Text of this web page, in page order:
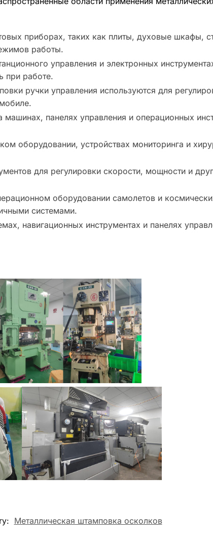
приборах, таких как плиты, духовые шкафы,
работы.
управления и электронных
при работе.
ручки управления используются для
панелях управления и операционных
оборудовании, устройствах мониторинга и
для регулировки скорости, мощности и
оборудовании самолетов и
системами.
навигационных инструментах и панелях
Металлическая штамповка осколков